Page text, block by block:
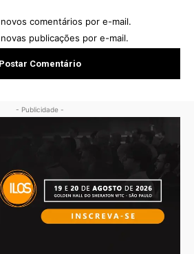
comentários por e-mail.
publicações por e-mail.
- Publicidade -